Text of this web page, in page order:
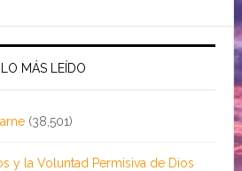
LO MÁS LEÍDO
(38,501)
y la Voluntad Permisiva de Dios